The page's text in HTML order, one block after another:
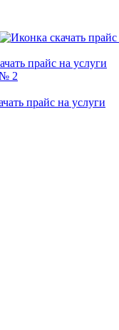
прайс на услуги
№ 2
прайс на услуги